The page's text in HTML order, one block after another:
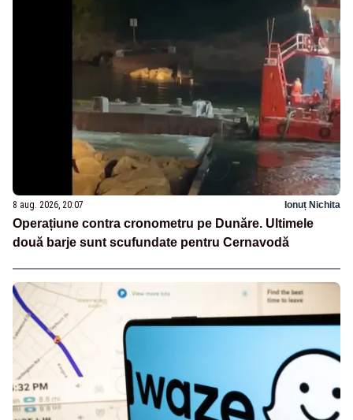
8 aug. 2026, 20:07 Ionuț Nichita
Operațiune contra cronometru pe Dunăre. Ultimele
două barje sunt scufundate pentru Cernavodă